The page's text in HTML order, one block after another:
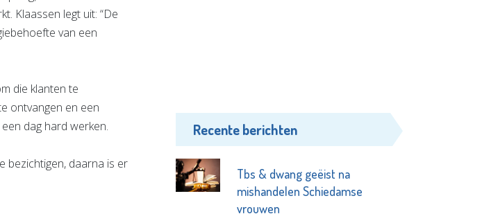
Klaassen legt uit: “De
van een
die klanten te
ontvangen en een
dag hard werken.
bezichtigen, daarna is er
Recente berichten
Tbs & dwang geëist na
mishandelen Schiedamse
vrouwen